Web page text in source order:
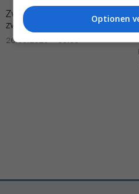
Zwei Schiffsklassenin
zwei
26.05.2026 – 05:30
Optionen